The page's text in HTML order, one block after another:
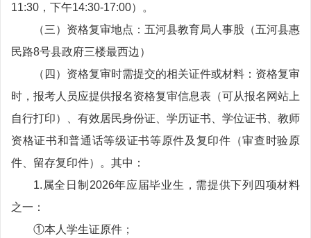
11:30，下午14:30-17:00）。
（三）资格复审地点：五河县教育局人事股（五河县惠
民路8号县政府三楼最西边）
（四）资格复审时需提交的相关证件或材料：资格复审
时，报考人员应提供报名资格复审信息表（可从报名网站上
自行打印）、有效居民身份证、学历证书、学位证书、教师
资格证书和普通话等级证书等原件及复印件（审查时验原
件、留存复印件）。其中：
1.属全日制2026年应届毕业生，需提供下列四项材料
之一：
①本人学生证原件；